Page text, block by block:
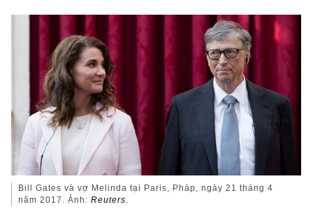
Bill Gates và vợ Melinda tại Paris, Pháp, ngày 21 tháng 4
năm 2017. Ảnh:Reuters.